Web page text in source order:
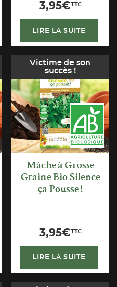
3,95€TTC
LIRE LA SUITE
Victime de son
succès !
Mâche à Grosse
Graine Bio Silence
ça Pousse !
3,95€TTC
LIRE LA SUITE
APERÇU
RAPIDE